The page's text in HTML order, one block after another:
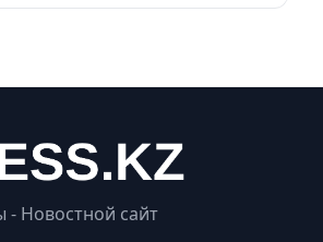
- Новостной сайт